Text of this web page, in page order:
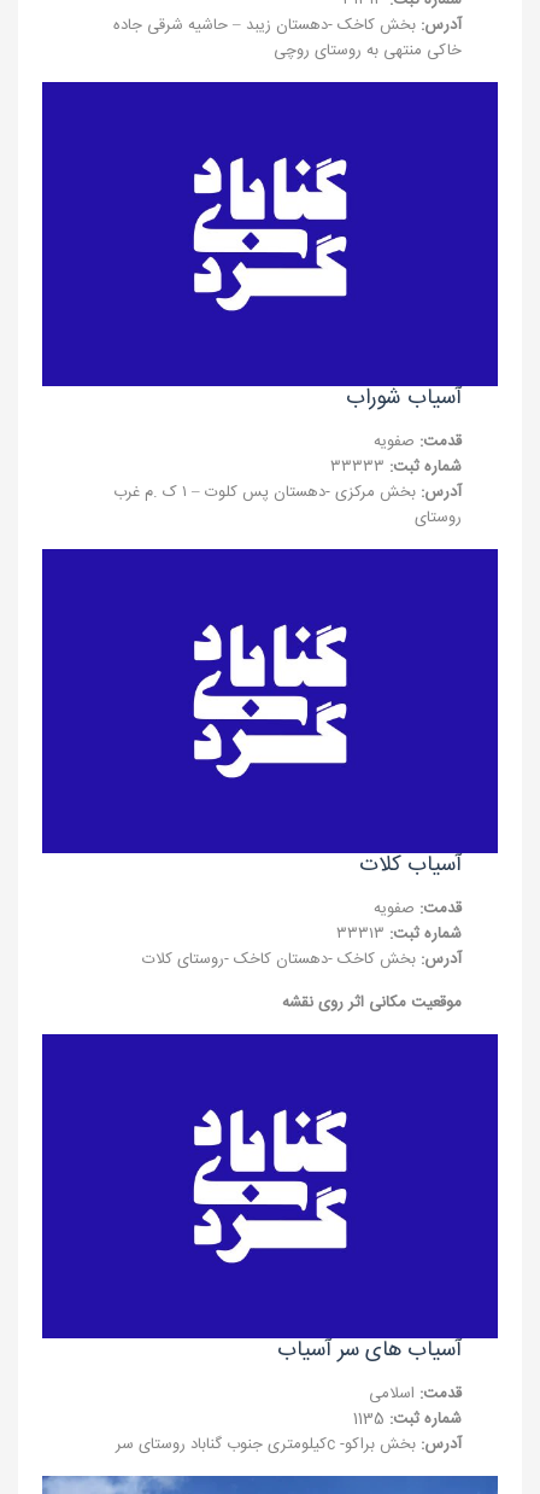
آدرس: بخش کاخک -دهستان زیبد – حاشیه شرقی جاده
خاکی منتهی به روستای روچی
آسیاب شوراب
قدمت: صفویه
شماره ثبت: ۳۳۳۳۳
آدرس:
بخش مرکزی -دهستان پس کلوت – ۱ ک .م غرب
روستای
آسیاب کلات
قدمت: صفویه
شماره ثبت: ۳۳۳۱۳
آدرس: بخش کاخک -دهستان کاخک -روستای کلات
موقعیت مکانی اثر روی نقشه
آسیاب های سر آسیاب
قدمت: اسلامی
شماره ثبت:
آدرس:بخش براکو- cکیلومتری جنوب گناباد روستای سر